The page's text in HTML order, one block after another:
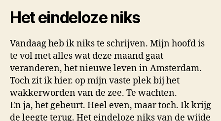
Het eindeloze niks
Vandaag heb ik niks te schrijven. Mijn hoofd is
te vol met alles wat deze maand gaat
veranderen, het nieuwe leven in Amsterdam.
Toch zit ik hier. op mijn vaste plek bij het
wakkerworden van de zee. Te wachten.
En ja, het gebeurt. Heel even, maar toch. Ik krijg
de leegte terug. Het eindeloze niks van de wijde